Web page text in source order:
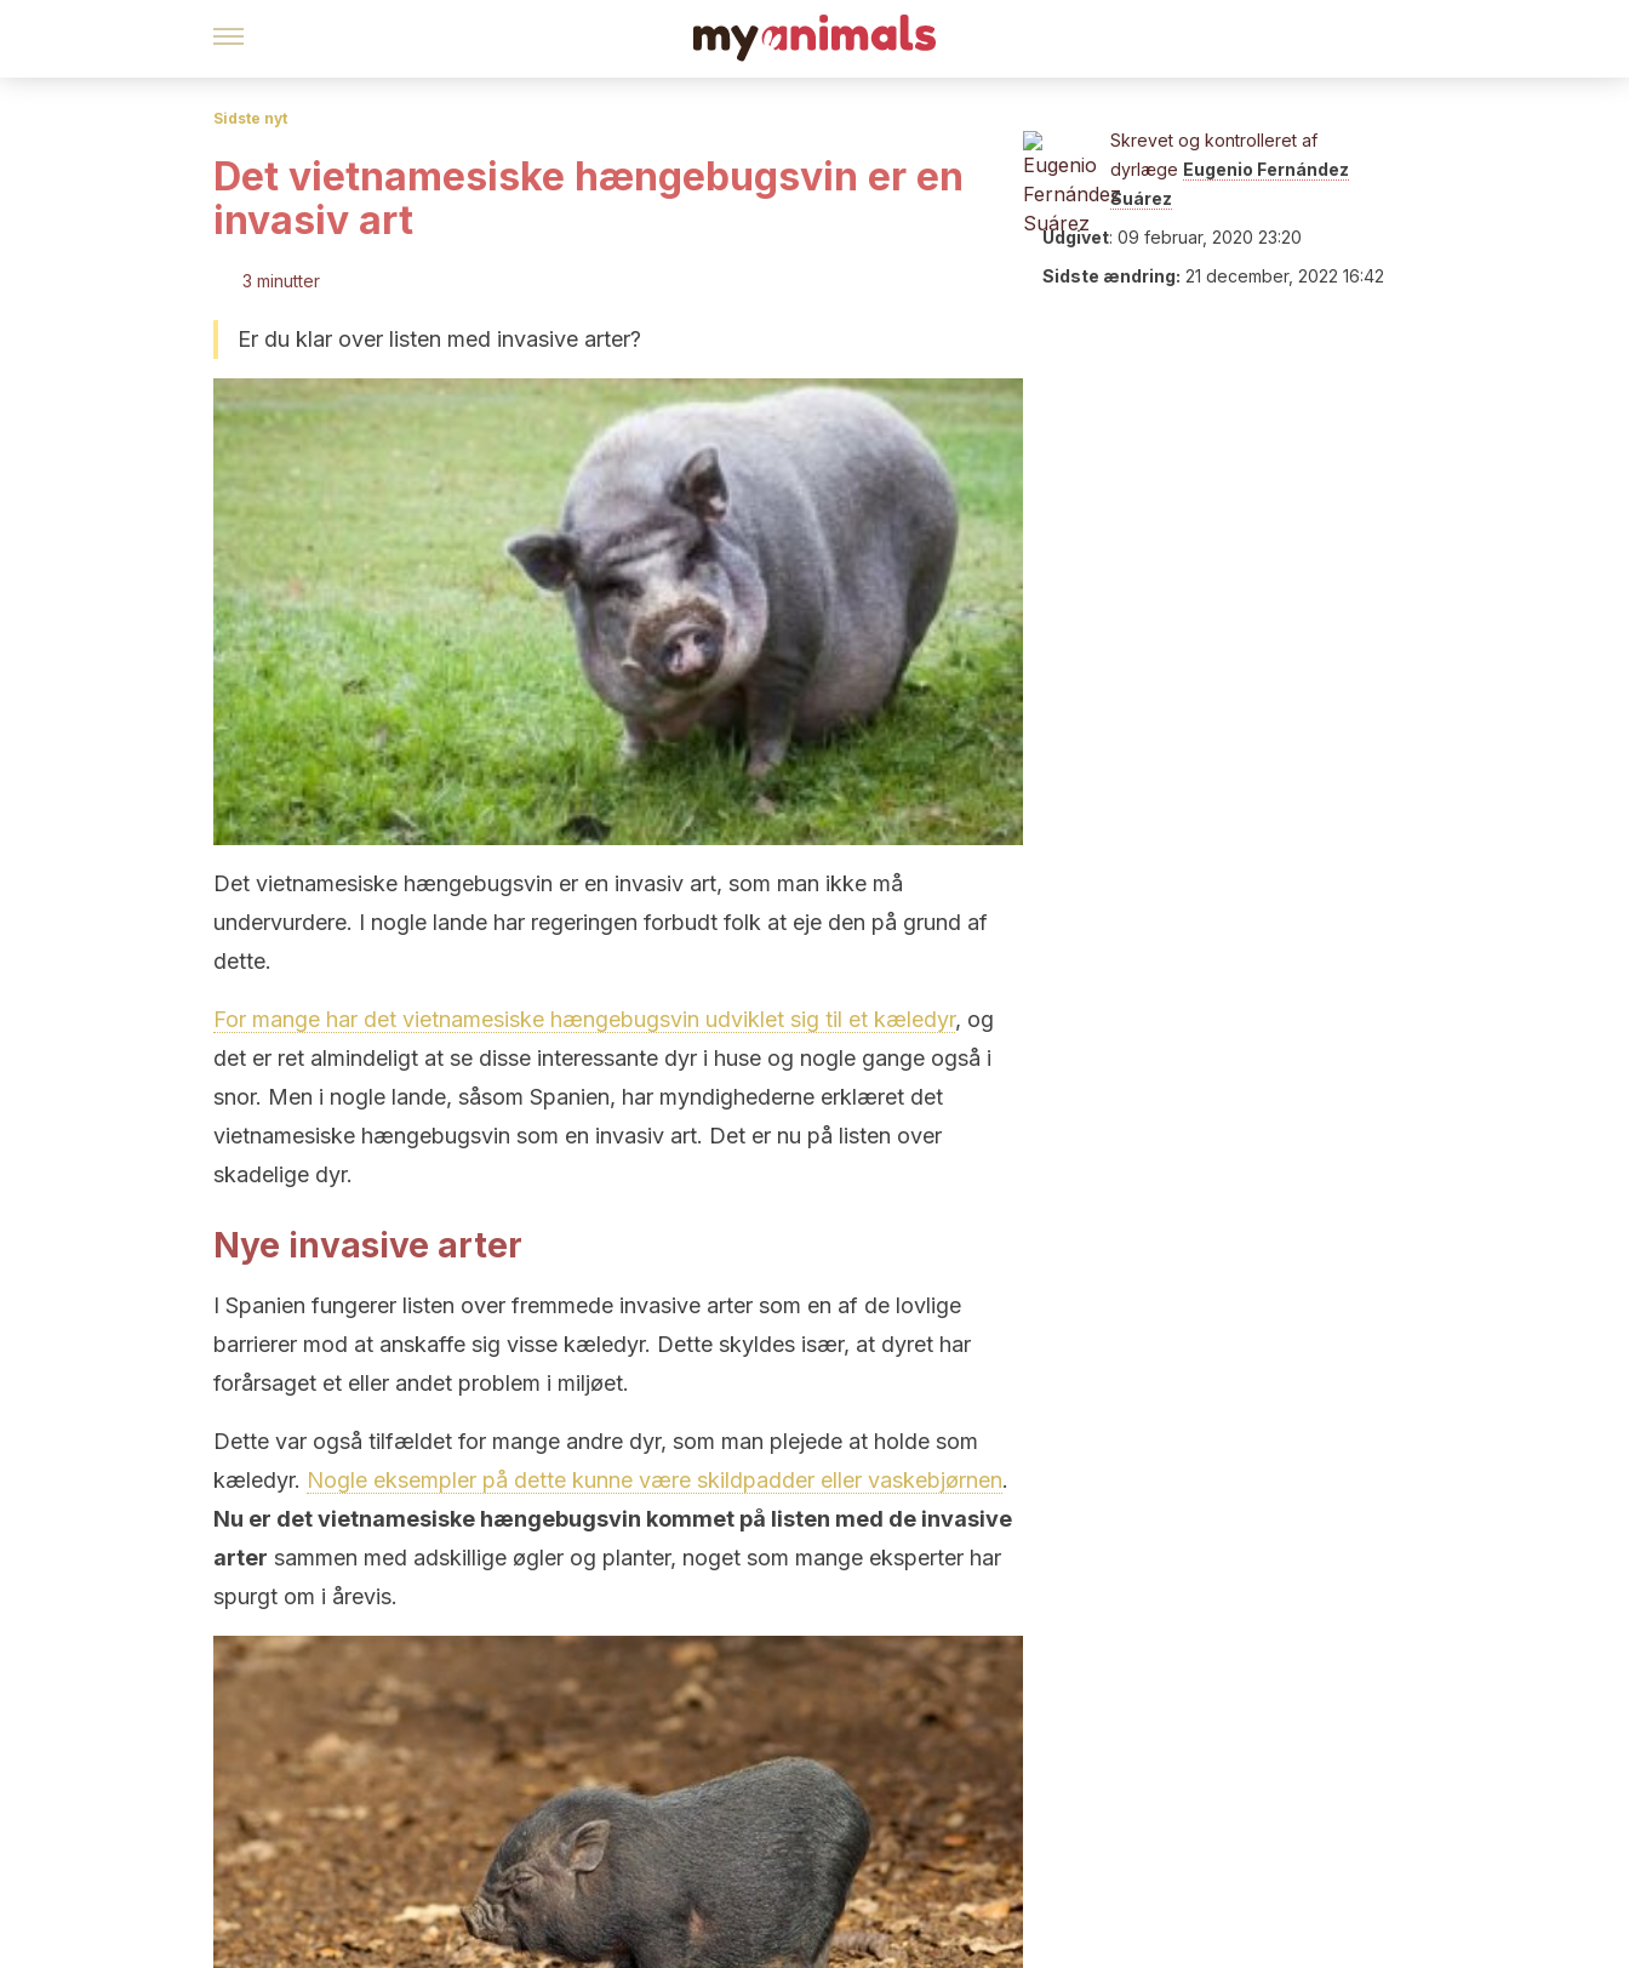
Sidste nyt
Det vietnamesiske hængebugsvin er en
invasiv art
3 minutter
Er du klar over listen med invasive arter?
Det vietnamesiske hængebugsvin er en invasiv art, som man ikke må
undervurdere. I nogle lande har regeringen forbudt folk at eje den på grund af
dette.
For mange har det vietnamesiske hængebugsvin udviklet sig til et kæledyr, og
det er ret almindeligt at se disse interessante dyr i huse og nogle gange også i
snor. Men i nogle lande, såsom Spanien, har myndighederne erklæret det
vietnamesiske hængebugsvin som en invasiv art. Det er nu på listen over
skadelige dyr.
Nye invasive arter
I Spanien fungerer listen over fremmede invasive arter som en af de lovlige
barrierer mod at anskaffe sig visse kæledyr. Dette skyldes især, at dyret har
forårsaget et eller andet problem i miljøet.
Dette var også tilfældet for mange andre dyr, som man plejede at holde som
kæledyr. Nogle eksempler på dette kunne være skildpadder eller vaskebjørnen.
Nu er det vietnamesiske hængebugsvin kommet på listen med de invasive
arter sammen med adskillige øgler og planter, noget som mange eksperter har
spurgt om i årevis.
Skrevet og kontrolleret af
dyrlæge Eugenio Fernández
Suárez
Udgivet: 09 februar, 2020 23:20
Sidste ændring: 21 december, 2022 16:42